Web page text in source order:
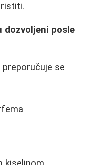
dozvoljeni posle
se